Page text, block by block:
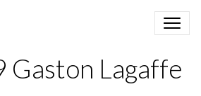
Gaston Lagaffe